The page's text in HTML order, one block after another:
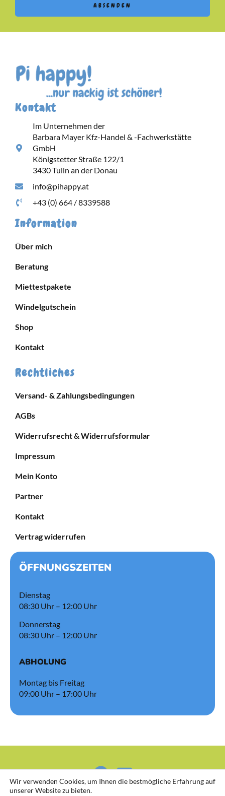
ABSENDEN
Kontakt
Im Unternehmen der
Barbara Mayer Kfz-Handel & -Fachwerkstätte
GmbH
Königstetter Straße 122/1
3430 Tulln an der Donau
info@pihappy.at
+43 (0) 664 / 8339588
Information
Über mich
Beratung
Miettestpakete
Windelgutschein
Shop
Kontakt
Rechtliches
Versand- & Zahlungsbedingungen
AGBs
Widerrufsrecht & Widerrufsformular
Impressum
Mein Konto
Partner
Kontakt
Vertrag widerrufen
ÖFFNUNGSZEITEN
Dienstag
08:30 Uhr – 12:00 Uhr
Donnerstag
08:30 Uhr – 12:00 Uhr
ABHOLUNG
Montag bis Freitag
09:00 Uhr – 17:00 Uhr
Wir verwenden Cookies, um Ihnen die bestmögliche Erfahrung auf
unserer Website zu bieten.